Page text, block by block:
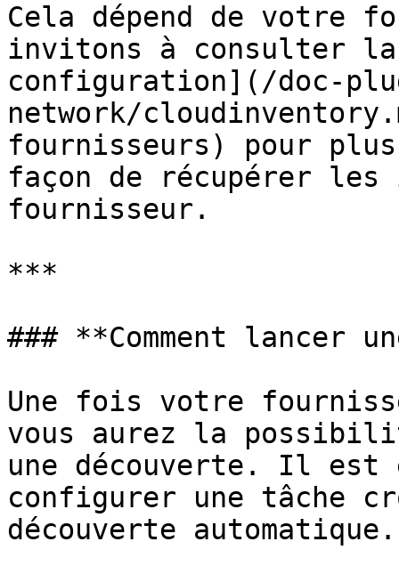
Cela dépend de votre
invitons à consulter la
configuration](/doc-
network/
fournisseurs) pour
façon de récupérer
fournisseur.
***
### **Comment lancer
Une fois votre
vous aurez la
une découverte. Il est
configurer une tâche
découverte automatique.